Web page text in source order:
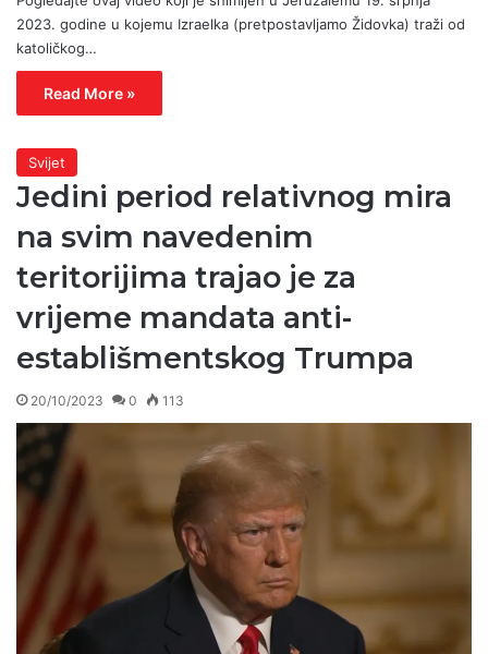
2023. godine u kojemu Izraelka (pretpostavljamo Židovka) traži od
katoličkog…
Read More »
Svijet
Jedini period relativnog mira
na svim navedenim
teritorijima trajao je za
vrijeme mandata anti-
establišmentskog Trumpa
20/10/2023 0 113